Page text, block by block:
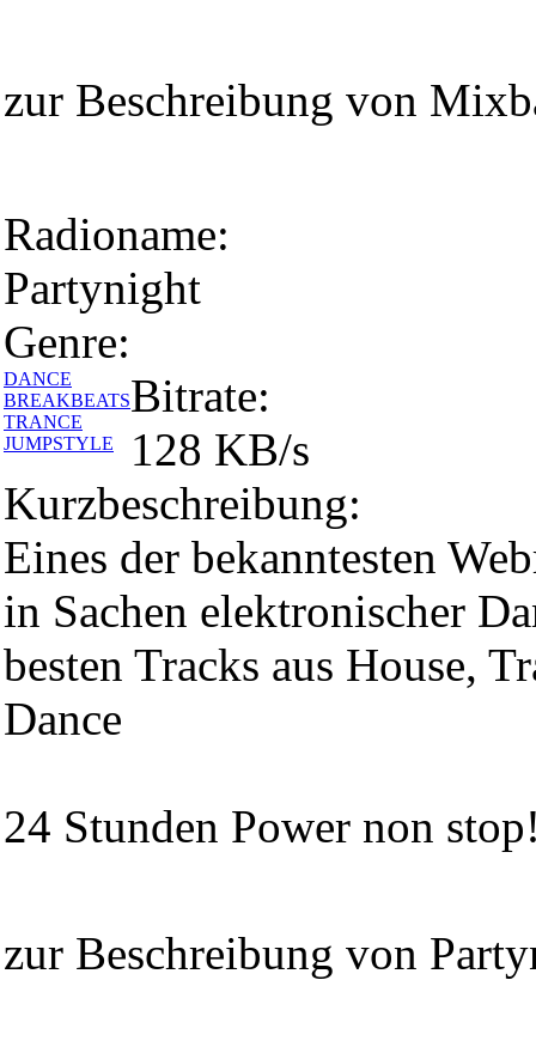
zur Beschreibung von
Radioname:
Partynight
Genre:
DANCE
BREAKBEATS
TRANCE
JUMPSTYLE
Bitrate:
128 KB/s
Kurzbeschreibung:
Eines der bekanntesten
in Sachen elektronischer
besten Tracks aus House,
Dance
24 Stunden Power non
zur Beschreibung von